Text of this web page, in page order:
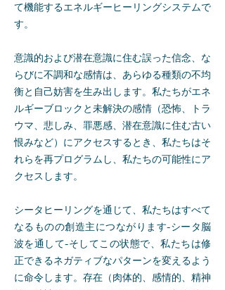
て機能するエネルギーヒーリングシステムで
す。
意識的および潜在意識に住む誤った信念、な
らびに不調和な感情は、あらゆる種類の不均
衡と自己妨害を生み出します。私たちがエネ
ルギーブロックと未解決の感情（恐怖、トラ
ウマ、悲しみ、罪悪感、潜在意識に住む古い
恨みなど）にアクセスするとき、私たちはそ
れらを再プログラムし、私たちの可能性にア
クセスします。
シータヒーリングを通じて、私たちはすべて
なるものの創造主につながります-シータ脳
波を通して-そしてこの状態で、私たちは修
正できるネガティブなパターンを変えるよう
に命令します。存在（肉体的、感情的、精神